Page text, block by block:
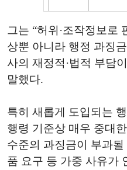
그는 “허위·조작정보로
상뿐 아니라 행정 과징
사의 재정적·법적 부담
말했다.
특히 새롭게 도입되는
행령 기준상 매우 중대
수준의 과징금이 부과
품 요구 등 가중 사유가